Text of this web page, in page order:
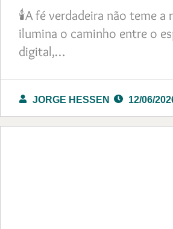
🕯️A fé verdadeira não teme a
ilumina o caminho entre o
digital,…
JORGE HESSEN 12/06/